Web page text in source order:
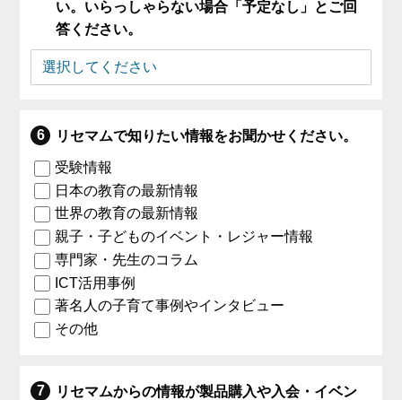
い。いらっしゃらない場合「予定なし」とご回
答ください。
リセマムで知りたい情報をお聞かせください。
受験情報
日本の教育の最新情報
世界の教育の最新情報
親子・子どものイベント・レジャー情報
専門家・先生のコラム
ICT活用事例
著名人の子育て事例やインタビュー
その他
リセマムからの情報が製品購入や入会・イベン